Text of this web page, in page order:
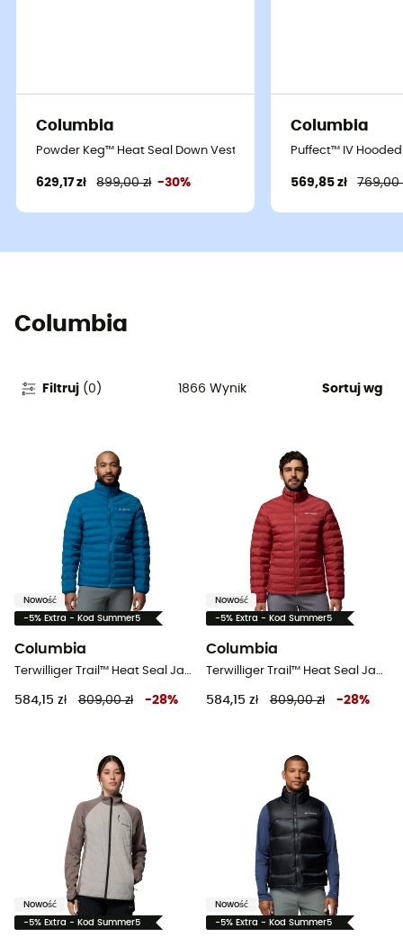
Columbia
Powder Keg™ Heat Seal Down Vest - Bezrękawnik puchowy
629,17 zł 899,00 zł -30%
Columbia
Puffect™ IV
569,85 zł 769,00
Columbia
Filtruj (0 ) 1866 Wynik Sortuj wg
Nowość
-5% Extra - Kod Summer5
Columbia
Terwilliger Trail™ Heat Seal Jacket - Kurtka męski
584,15 zł 809,00 zł -28%
Nowość
-5% Extra - Kod Summer5
Columbia
Terwilliger Trail™ Heat Seal Jacket - Kurtka męski
584,15 zł 809,00 zł -28%
Nowość
-5% Extra - Kod Summer5
Nowość
-5% Extra - Kod Summer5